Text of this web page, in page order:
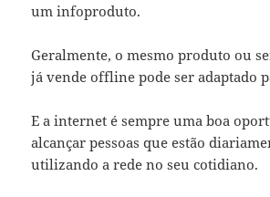
um infoproduto.
Geralmente, o mesmo produto ou
já vende offline pode ser adaptado
E a internet é sempre uma boa
alcançar pessoas que estão
utilizando a rede no seu cotidiano.